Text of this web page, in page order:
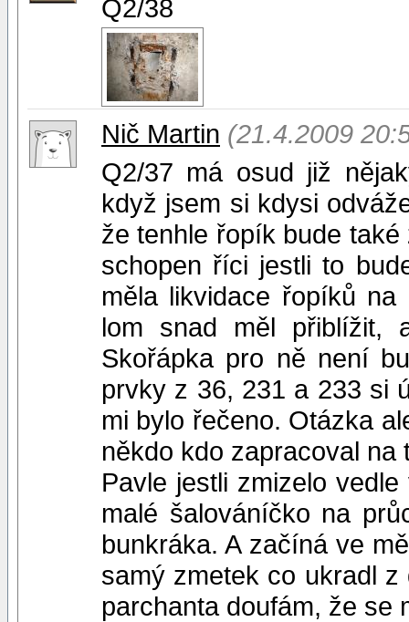
Q2/38
Nič Martin (21.4.2009
Q2/37 má osud již
když jsem si kdysi
že tenhle řopík bude
schopen říci jestli to
měla likvidace řopíků
lom snad měl přiblížit,
Skořápka pro ně není
prvky z 36, 231 a 233 si
mi bylo řečeno. Otázka
někdo kdo zapracoval
Pavle jestli zmizelo
malé šalováníčko na
bunkráka. A začíná ve
samý zmetek co ukradl
parchanta doufám, že se